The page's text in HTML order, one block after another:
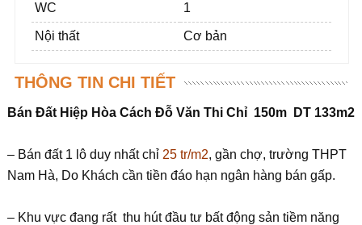
WC 1
Nội thất Cơ bản
THÔNG TIN CHI TIẾT
Bán Đất Hiệp Hòa Cách Đỗ Văn Thi Chỉ 150m DT 133m2
– Bán đất 1 lô duy nhất chỉ 25 tr/m2, gần chợ, trường THPT
Nam Hà, Do Khách cần tiền đáo hạn ngân hàng bán gấp.
– Khu vực đang rất thu hút đầu tư bất động sản tiềm năng